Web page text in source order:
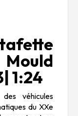
1:24
véhicules
du XXe